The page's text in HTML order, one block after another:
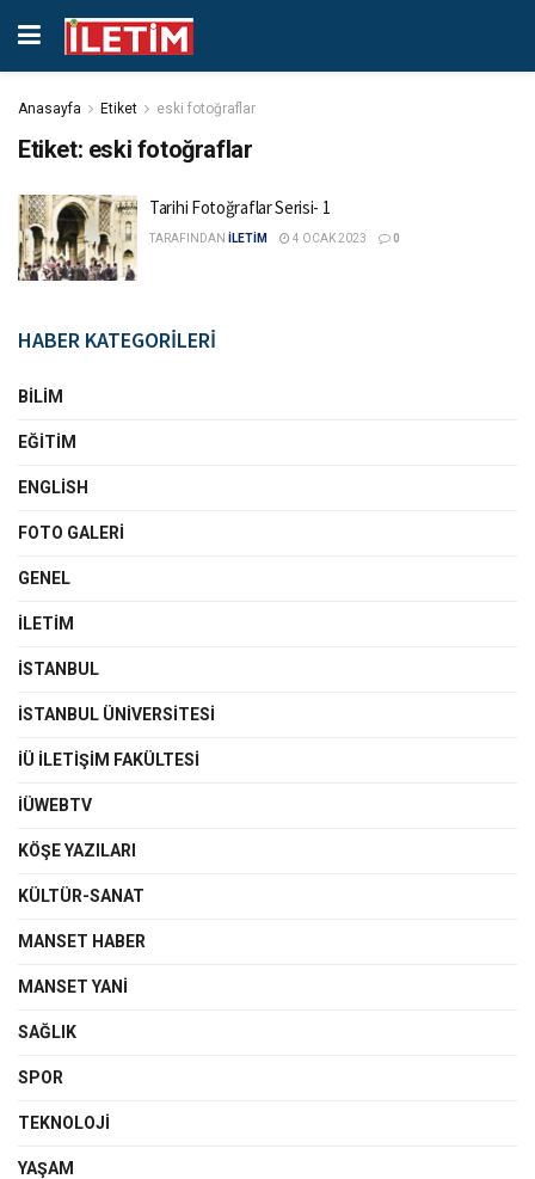
Anasayfa Etiket eski fotoğraflar
Etiket: eski fotoğraflar
Tarihi Fotoğraflar Serisi- 1
TARAFINDAN İLETİM 4 OCAK 2023 0
HABER KATEGORİLERİ
BILIM
EĞITIM
ENGLISH
FOTO GALERI
GENEL
İLETIM
İSTANBUL
İSTANBUL ÜNIVERSITESI
İÜ İLETIŞIM FAKÜLTESI
İÜWEBTV
KÖŞE YAZILARI
KÜLTÜR-SANAT
MANSET HABER
MANSET YANI
SAĞLIK
SPOR
TEKNOLOJI
YAŞAM